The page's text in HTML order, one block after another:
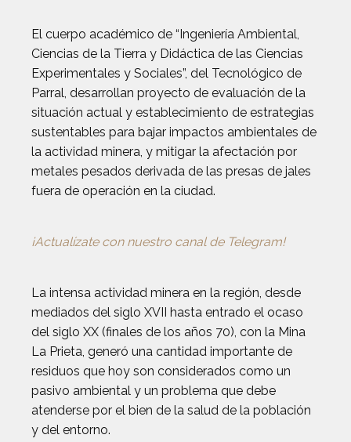
El cuerpo académico de “Ingeniería Ambiental,
Ciencias de la Tierra y Didáctica de las Ciencias
Experimentales y Sociales”, del Tecnológico de
Parral, desarrollan proyecto de evaluación de la
situación actual y establecimiento de estrategias
sustentables para bajar impactos ambientales de
la actividad minera, y mitigar la afectación por
metales pesados derivada de las presas de jales
fuera de operación en la ciudad.
¡Actualízate con nuestro canal de Telegram!
La intensa actividad minera en la región, desde
mediados del siglo XVII hasta entrado el ocaso
del siglo XX (finales de los años 70), con la Mina
La Prieta, generó una cantidad importante de
residuos que hoy son considerados como un
pasivo ambiental y un problema que debe
atenderse por el bien de la salud de la población
y del entorno.